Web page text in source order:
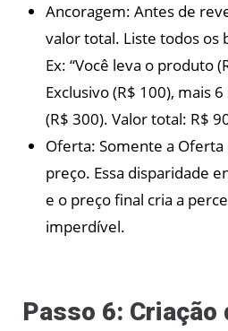
Ancoragem: Antes de
valor total. Liste todos os
Ex: “Você leva o produto
Exclusivo (R$ 100), mais
(R$ 300). Valor total: R$
Oferta: Somente a
preço. Essa disparidade
e o preço final cria a
imperdível.
Passo 6: Criação